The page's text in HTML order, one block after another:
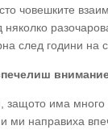
човешките
след години на
защото има
направиха